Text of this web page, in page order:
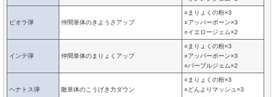
ピオラ弾 仲間単体のきようさアップ
○まりょくの粉×3
○アッパーボーン×3
○イエロージェム×2
インテ弾 仲間単体のまりょくアップ
○まりょくの粉×3
○アッパーボーン×3
○パープルジェム×2
ヘナトス弾 敵単体のこうげき力ダウン
○まりょくの粉×3
○どんよりマッシュ×3